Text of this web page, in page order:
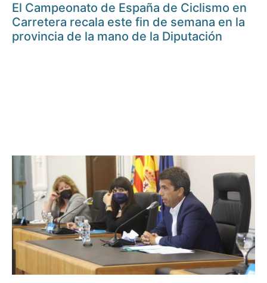
El Campeonato de España de Ciclismo en
Carretera recala este fin de semana en la
provincia de la mano de la Diputación